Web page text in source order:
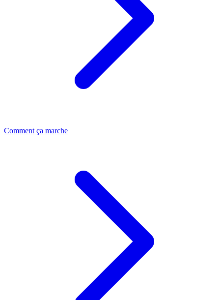
Comment ça marche